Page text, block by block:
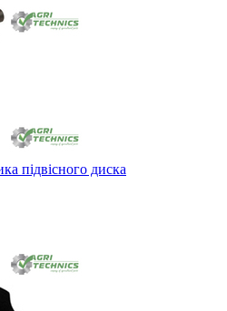
підвісного диска